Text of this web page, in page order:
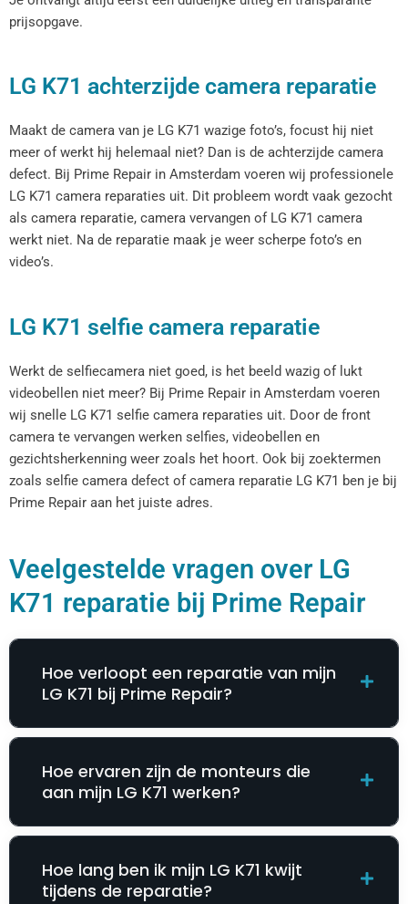
prijsopgave.
LG K71 achterzijde camera reparatie
Maakt de camera van je LG K71 wazige foto’s, focust hij niet
meer of werkt hij helemaal niet? Dan is de achterzijde camera
defect. Bij Prime Repair in Amsterdam voeren wij professionele
LG K71 camera reparaties uit. Dit probleem wordt vaak gezocht
als camera reparatie, camera vervangen of LG K71 camera
werkt niet. Na de reparatie maak je weer scherpe foto’s en
video’s.
LG K71 selfie camera reparatie
Werkt de selfiecamera niet goed, is het beeld wazig of lukt
videobellen niet meer? Bij Prime Repair in Amsterdam voeren
wij snelle LG K71 selfie camera reparaties uit. Door de front
camera te vervangen werken selfies, videobellen en
gezichtsherkenning weer zoals het hoort. Ook bij zoektermen
zoals selfie camera defect of camera reparatie LG K71 ben je bij
Prime Repair aan het juiste adres.
Veelgestelde vragen over LG
K71 reparatie bij Prime Repair
Hoe verloopt een reparatie van mijn
LG K71 bij Prime Repair?
Hoe ervaren zijn de monteurs die
aan mijn LG K71 werken?
Hoe lang ben ik mijn LG K71 kwijt
tijdens de reparatie?